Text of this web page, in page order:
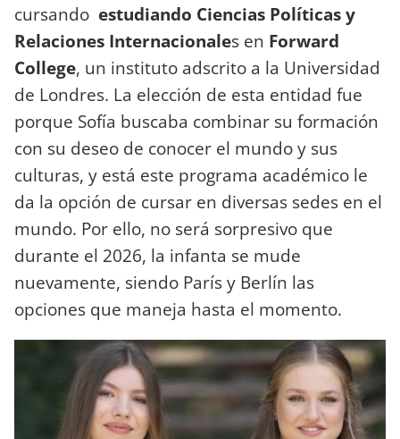
cursando estudiando Ciencias Políticas y
Relaciones Internacionales en Forward
College, un instituto adscrito a la Universidad
de Londres. La elección de esta entidad fue
porque Sofía buscaba combinar su formación
con su deseo de conocer el mundo y sus
culturas, y está este programa académico le
da la opción de cursar en diversas sedes en el
mundo. Por ello, no será sorpresivo que
durante el 2026, la infanta se mude
nuevamente, siendo París y Berlín las
opciones que maneja hasta el momento.